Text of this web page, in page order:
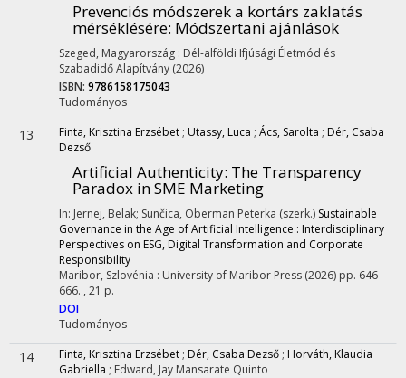
Prevenciós módszerek a kortárs zaklatás
mérséklésére: Módszertani ajánlások
Szeged, Magyarország : Dél-alföldi Ifjúsági Életmód és
Szabadidő Alapítvány (2026)
ISBN: 9786158175043
Tudományos
13 Finta, Krisztina Erzsébet ; Utassy, Luca ; Ács, Sarolta ; Dér, Csaba
Dezső
Artificial Authenticity: The Transparency
Paradox in SME Marketing
In: Jernej, Belak; Sunčica, Oberman Peterka (szerk.) Sustainable
Governance in the Age of Artificial Intelligence : Interdisciplinary
Perspectives on ESG, Digital Transformation and Corporate
Responsibility
Maribor, Szlovénia : University of Maribor Press (2026) pp. 646-
666. , 21 p.
DOI
Tudományos
14 Finta, Krisztina Erzsébet ; Dér, Csaba Dezső ; Horváth, Klaudia
Gabriella ; Edward, Jay Mansarate Quinto